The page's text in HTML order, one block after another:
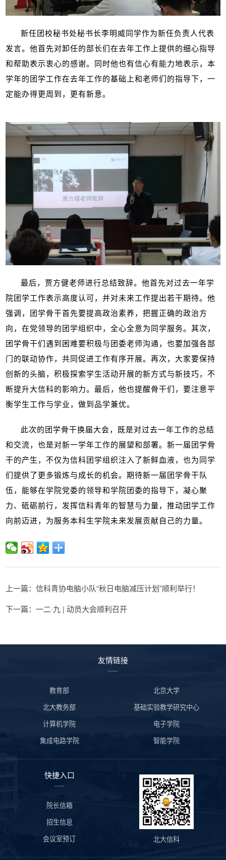
新任团校秘书处秘书长李明威同学作为新任负责人代表
发言。他首先对卸任的部长们在去年工作上提供的细心指导
和帮助表示衷心的感谢。同时他也有信心有能力地表示，本
学年的团学工作在去年工作的基础上和老师们的指导下，一
定能办得更周到，更有新意。
最后，贾方健老师进行总结致辞。他首先对过去一年学
院团学工作表示高度认可，并对未来工作提出若干期待。他
强调，团学骨干首先要提高政治素养，把握正确的政治方
向，在党领导的团学组织中，全心全意为同学服务。其次，
团学骨干们遇到困难要积极与团委老师沟通，也要加强各部
门的联动协作，共同促进工作有序开展。再次，大家要保持
创新的头脑，积极探索学生活动开展的新方式与新技巧，不
断提升大信科的影响力。最后，他也提醒骨干们，要注意平
衡学生工作与学业，做到品学兼优。
此次的团学骨干换届大会，既是对过去一年工作的总结
和交流，也是对新一学年工作的展望和部署。新一届团学骨
干的产生，不仅为信科团学组织注入了新鲜血液，也为同学
们提供了更多锻炼与成长的机会。期待新一届团学骨干队
伍，能够在学院党委的领导和学院团委的指导下，凝心聚
力、砥砺前行，发挥信科青年的智慧与力量，推动团学工作
向前迈进，为服务本科生学院未来发展贡献自己的力量。
上一篇：信科青协电脑小队“秋日电脑减压计划”顺利举行！
下一篇：一二·九 | 动员大会顺利召开
友情链接
教育部
北京大学
北大教务部
基础实验教学研究中心
计算机学院
电子学院
集成电路学院
智能学院
北大信科
快捷入口
院长信箱
招生信息
会议室预订